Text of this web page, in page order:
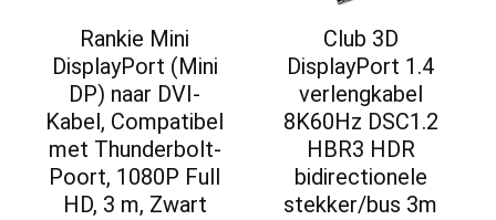
Rankie Mini
DisplayPort (Mini
DP) naar DVI-
Kabel, Compatibel
met Thunderbolt-
Poort, 1080P Full
HD, 3 m, Zwart
Club 3D
DisplayPort 1.4
verlengkabel
8K60Hz DSC1.2
HBR3 HDR
bidirectionele
stekker/bus 3m